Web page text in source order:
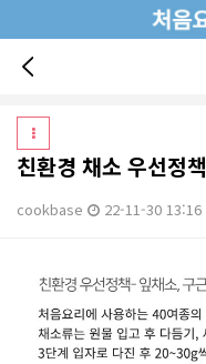
친환경 채소 우선정책
cookbase 22-11-30 13:16